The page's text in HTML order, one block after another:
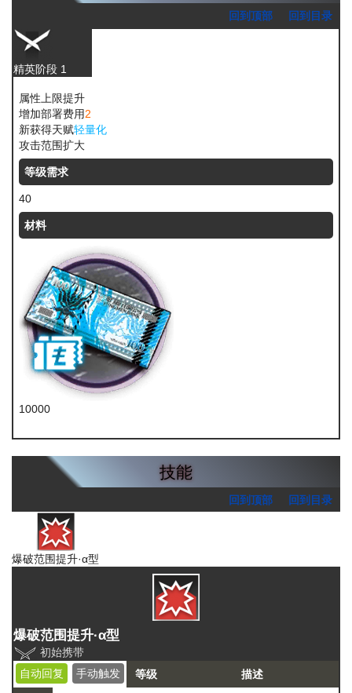
回到顶部 回到目录
精英阶段 1
属性上限提升
增加部署费用2
新获得天赋轻量化
攻击范围扩大
等级需求
40
材料
10000
技能
回到顶部 回到目录
爆破范围提升·α型
爆破范围提升·α型
初始携带
自动回复
手动触发 等级 描述